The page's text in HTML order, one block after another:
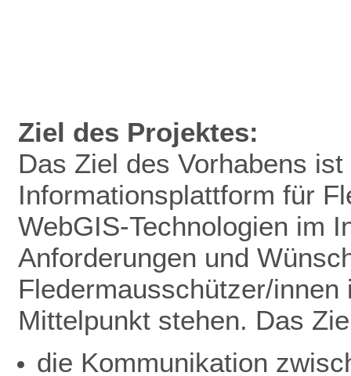
Ziel des Projektes:
Das Ziel des Vorhabens
Informationsplattform für
WebGIS-Technologien im
Anforderungen und
Fledermausschützer/
Mittelpunkt stehen. Das
die Kommunikation